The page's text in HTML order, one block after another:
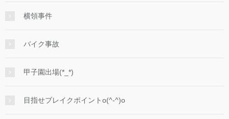
横領事件
バイク事故
甲子園出場(*_*)
目指せブレイクポイントo(^-^)o